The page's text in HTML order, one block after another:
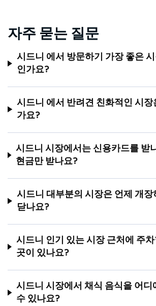
자주 묻는 질문
시드니 에서 방문하기 가장 좋은 시
인가요?
시드니 에서 반려견 친화적인 시장
가요?
시드니 시장에서는 신용카드를 받
현금만 받나요?
시드니 대부분의 시장은 언제 개장
닫나요?
시드니 인기 있는 시장 근처에 주
곳이 있나요?
시드니 시장에서 채식 음식을 어디
수 있나요?